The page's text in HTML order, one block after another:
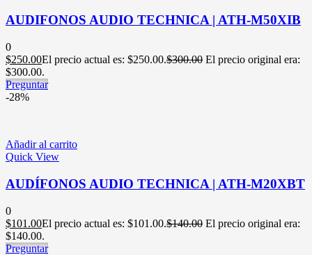
AUDIFONOS AUDIO TECHNICA | ATH-M50XIB
0
$250.00El precio actual es: $250.00.$300.00 El precio original era:
$300.00.
Preguntar
-28%
Añadir al carrito
Quick View
AUDÍFONOS AUDIO TECHNICA | ATH-M20XBT
0
$101.00El precio actual es: $101.00.$140.00 El precio original era:
$140.00.
Preguntar